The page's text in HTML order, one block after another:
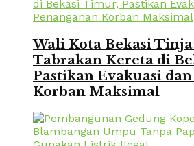
Wali Kota Bekasi
Tabrakan Kereta di
Pastikan Evakuasi
Korban Maksimal